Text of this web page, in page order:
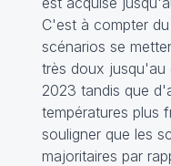
C'est à compter
scénarios se
très doux jusqu'au
2023 tandis que
températures plus
souligner que les
majoritaires par